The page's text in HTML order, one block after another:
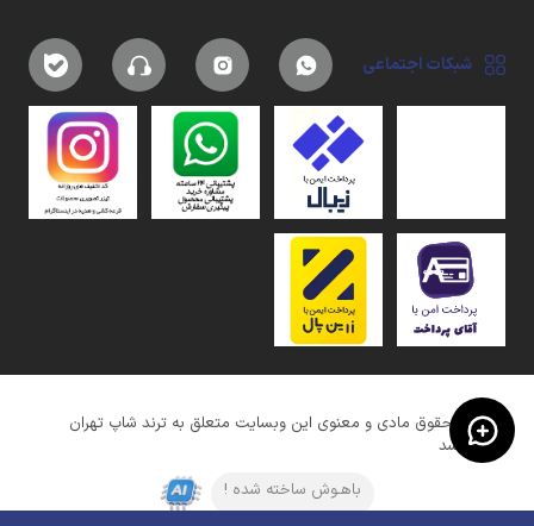
شبکات اجتماعی
کلیه حقوق مادی و معنوی این وبسایت متعلق به ترند شاپ تهران
میباشد
باهـوش ساخته شده !